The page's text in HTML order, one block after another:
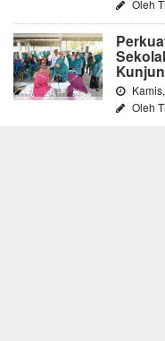
Oleh
Oleh